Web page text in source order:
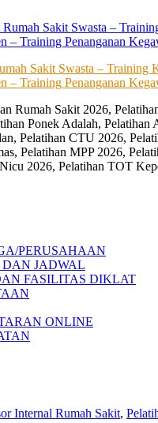
Sakit Swasta –
– Training Penanganan
Rumah Sakit 2026,
Ponek Adalah,
Pelatihan CTU 2026,
Pelatihan MPP 2026,
2026, Pelatihan TOT
PERUSAHAAN
JADWAL
FASILITAS DIKLAT
ONLINE
Internal Rumah Sakit,